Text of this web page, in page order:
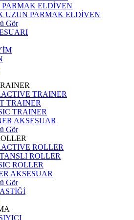
PARMAK ELDİVEN
UZUN PARMAK ELDİVEN
Gör
TRAINER
TRAINER
TRAINER
AKSESUAR
Gör
ROLLER
ROLLER
ROLLER
AKSESUAR
Gör